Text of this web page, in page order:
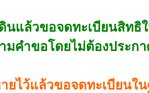
นแล้วขอจดทะเบียนสิทธิ
มคำขอโดยไม่ต้องประก
ยไว้แล้วขอจดทะเบี ยนใ